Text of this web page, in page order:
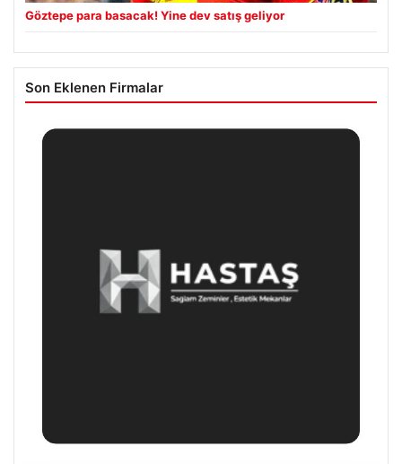
Göztepe para basacak! Yine dev satış geliyor
Son Eklenen Firmalar